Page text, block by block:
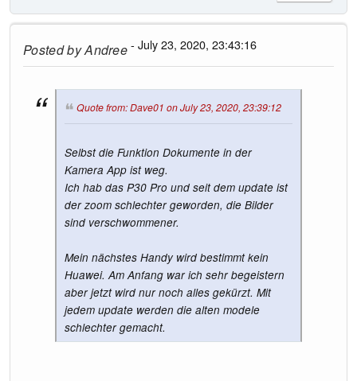
Posted byAndree- July 23, 2020, 23:43:16
Quote from: Dave01 on July 23, 2020, 23:39:12
Selbst die Funktion Dokumente in der
Kamera App ist weg.
Ich hab das P30 Pro und seit dem update ist
der zoom schlechter geworden, die Bilder
sind verschwommener.
Mein nächstes Handy wird bestimmt kein
Huawei. Am Anfang war ich sehr begeistern
aber jetzt wird nur noch alles gekürzt. Mit
jedem update werden die alten modele
schlechter gemacht.